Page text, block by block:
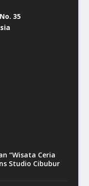
35
“Wisata Ceria
Studio Cibubur